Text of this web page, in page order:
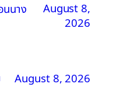
นาง
August 8,
2026
August 8, 2026